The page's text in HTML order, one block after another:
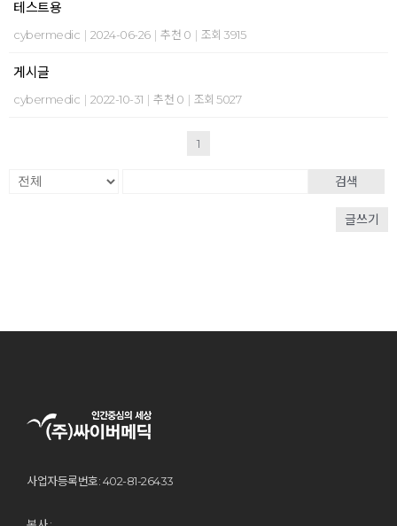
테스트용
cybermedic | 2024-06-26 | 추천 0 | 조회 3915
게시글
cybermedic | 2022-10-31 | 추천 0 | 조회 5027
1
검색
글쓰기
사업자등록번호: 402-81-26433